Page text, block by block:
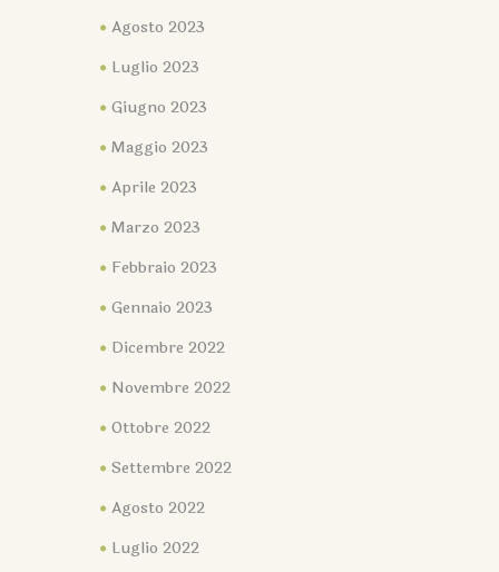
Agosto 2023
Luglio 2023
Giugno 2023
Maggio 2023
Aprile 2023
Marzo 2023
Febbraio 2023
Gennaio 2023
Dicembre 2022
Novembre 2022
Ottobre 2022
Settembre 2022
Agosto 2022
Luglio 2022